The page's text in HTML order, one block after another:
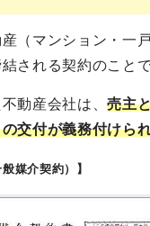
（マンション・一
される契約のことで
動産会社は、売主
交付が義務付けら
媒介契約）】